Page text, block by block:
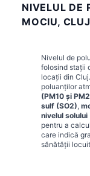
NIVELUL DE
MOCIU, CLUJ
Nivelul de
folosind stații
locații din Cluj
poluanților
(PM10 și
sulf (SO2),
nivelul solului
pentru a
care indică
sănătății